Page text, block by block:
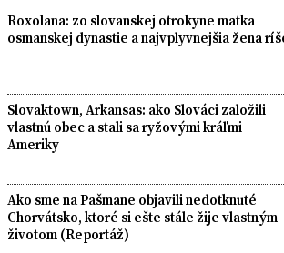
Roxolana: zo slovanskej otrokyne matka
osmanskej dynastie a najvplyvnejšia žena
Slovaktown, Arkansas: ako Slováci založili
vlastnú obec a stali sa ryžovými kráľmi
Ameriky
Ako sme na Pašmane objavili nedotknuté
Chorvátsko, ktoré si ešte stále žije vlastným
životom (Reportáž)